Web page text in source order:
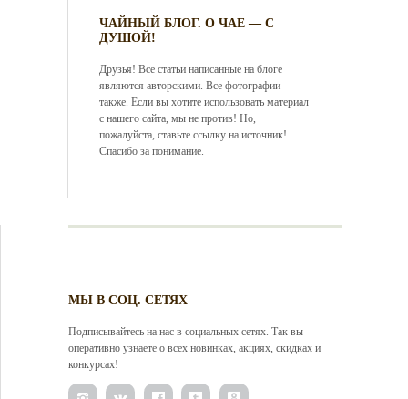
ЧАЙНЫЙ БЛОГ. О ЧАЕ — С
ДУШОЙ!
Друзья! Все статьи написанные на блоге
являются авторскими. Все фотографии -
также. Если вы хотите использовать материал
с нашего сайта, мы не против! Но,
пожалуйста, ставьте ссылку на источник!
Спасибо за понимание.
МЫ В СОЦ. СЕТЯХ
Подписывайтесь на нас в социальных сетях. Так вы
оперативно узнаете о всех новинках, акциях, скидках и
конкурсах!